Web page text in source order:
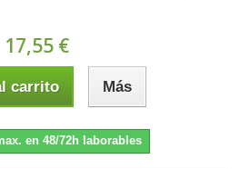
17,55 €
carrito Más
en 48/72h laborables